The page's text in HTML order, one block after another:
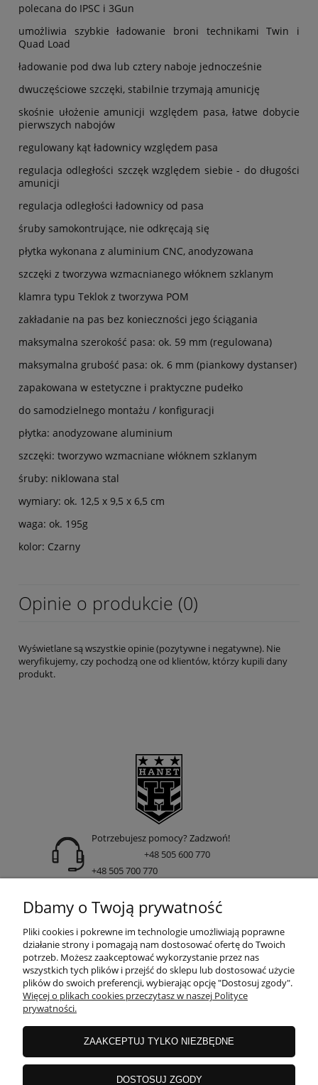
polecana do IPSC i 3Gun
umożliwia szybkie ładowanie broni technikami Twin i
Quad Load
ładowanie pod dwa lub cztery naboje jednocześnie
dwuczęściowe szczęki, stabilnie trzymają amunicję
skośnie ułożenie amunicji względem pasa, łatwe dobycie
pierwszych nabojów
regulowany kąt ładownicy względem pasa
regulacja odległości szczęk względem siebie - do długości
amunicji
regulacja odległości ładownicy od pasa
śruby samokontrujące, nie odkręcają się
płytka wykonana z aluminium CNC, anodyzowana
szczęki z tworzywa wzmacnianego włóknem szklanym
klamra typu Teklok z tworzywa POM
zakładanie na pas bez konieczności jego ściągania
maksymalna szerokość pasa: ok. 59 mm (regulowana)
maksymalna grubość pasa: ok. 6 mm (piankowy dystanser)
zapakowana w estetyczne i praktyczne pudełko
do samodzielnego montażu / konfiguracji
płytka: anodyzowane aluminium
szczęki: tworzywo wzmacniane włóknem szklanym
śruby: niklowana stal
wymiary: ok. 12,5 x 9,5 x 6,5 cm
waga: ok. 195g
kolor: Czarny
Opinie o produkcie (0)
Wyświetlane są wszystkie opinie (pozytywne i negatywne). Nie
weryfikujemy, czy pochodzą one od klientów, którzy kupili dany
produkt.
Potrzebujesz pomocy? Zadzwoń!
+48 505 600 770
+48 505 700 770
ul. Nakielska 266 85-391 Bydgoszcz
INFORMACJE
DOSTAWA I PŁATNOŚCI
GWARANCJE I ZWROTY
Dbamy o Twoją prywatność
Pliki cookies i pokrewne im technologie umożliwiają poprawne
działanie strony i pomagają nam dostosować ofertę do Twoich
potrzeb. Możesz zaakceptować wykorzystanie przez nas
wszystkich tych plików i przejść do sklepu lub dostosować użycie
plików do swoich preferencji, wybierając opcję "Dostosuj zgody".
Więcej o plikach cookies przeczytasz w naszej Polityce
prywatności.
ZAAKCEPTUJ TYLKO NIEZBĘDNE
DOSTOSUJ ZGODY